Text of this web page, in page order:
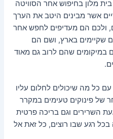
מלון בחיפוש אחר הסוויטה
אשר מבינים היטב את הערך
ולכם הם מעדיפים לחפש אחר
שקיימים בארץ, ושם הם
במיקומים שהם לרוב גם מאוד
כל מה שיכולים לחלום עליו
של פינוקים טעימים במקרר
השרירים וגם בריכה פרטית
רגע שבו רוצים, כל זאת אל